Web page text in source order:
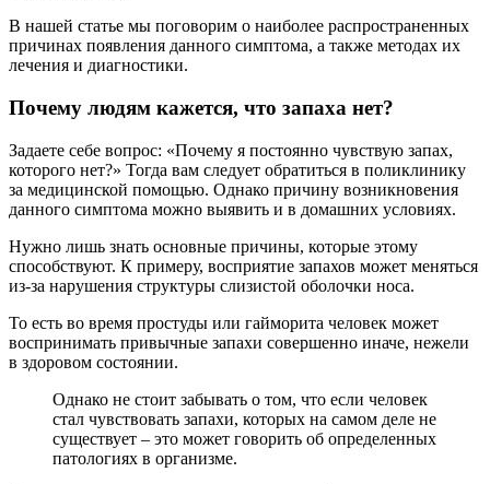
В нашей статье мы поговорим о наиболее распространенных
причинах появления данного симптома, а также методах их
лечения и диагностики.
Почему людям кажется, что запаха нет?
Задаете себе вопрос: «Почему я постоянно чувствую запах,
которого нет?» Тогда вам следует обратиться в поликлинику
за медицинской помощью. Однако причину возникновения
данного симптома можно выявить и в домашних условиях.
Нужно лишь знать основные причины, которые этому
способствуют. К примеру, восприятие запахов может меняться
из-за нарушения структуры слизистой оболочки носа.
То есть во время простуды или гайморита человек может
воспринимать привычные запахи совершенно иначе, нежели
в здоровом состоянии.
Однако не стоит забывать о том, что если человек
стал чувствовать запахи, которых на самом деле не
существует – это может говорить об определенных
патологиях в организме.